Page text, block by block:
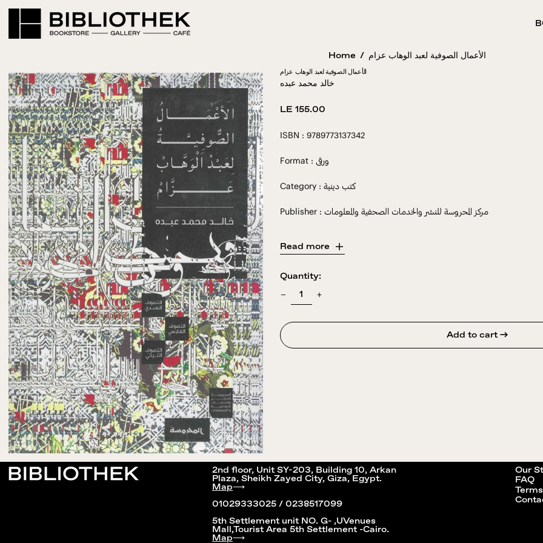
Home / الأعمال الصوفية لعبد الوهاب عزام
الأعمال الصوفية لعبد الوهاب عزام
خالد محمد عبده
Regular
LE 155.00
ISBN : 9789773137342
Format : ورقى
Category : كتب دينية
Publisher : مركز المحروسة للنشر والخدمات الصحفية والمعلومات
Read more
Quantity:
Add to cart →
2nd floor, Unit SY-203, Building 10, Arkan
Plaza, Sheikh Zayed City, Giza, Egypt.
Map⟶
01029333025 / 0238517099
5th Settlement unit NO. G- ,UVenues
Mall,Tourist Area 5th Settlement -Cairo.
Map⟶
Our
FAQ